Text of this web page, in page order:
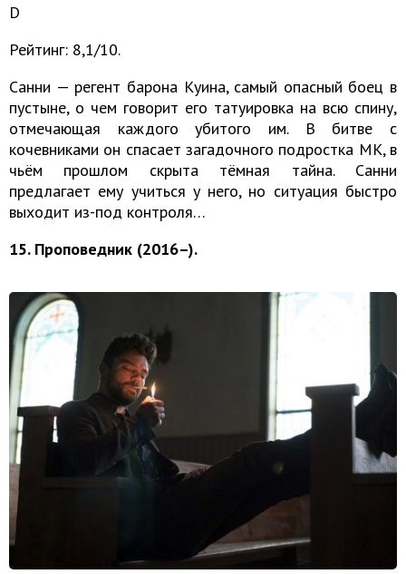
D
Рейтинг: 8,1/10.
Санни — регент барона Куина, самый опасный боец в
пустыне, о чем говорит его татуировка на всю спину,
отмечающая каждого убитого им. В битве с
кочевниками он спасает загадочного подростка МК, в
чьём прошлом скрыта тёмная тайна. Санни
предлагает ему учиться у него, но ситуация быстро
выходит из-под контроля…
15. Проповедник (2016–).